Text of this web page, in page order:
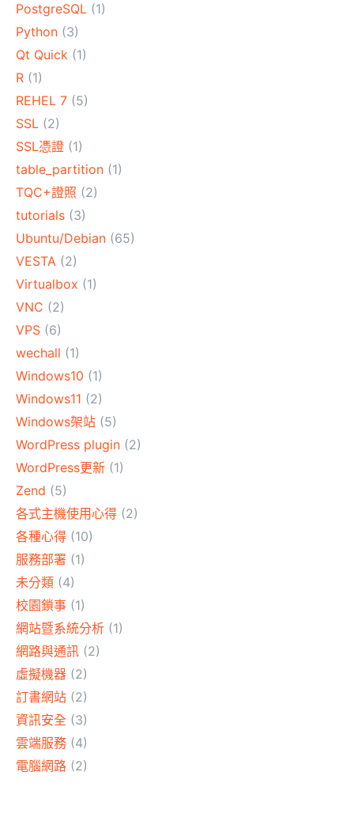
PostgreSQL (1)
Python (3)
Qt Quick (1)
R (1)
REHEL 7 (5)
SSL (2)
SSL憑證 (1)
table_partition (1)
TQC+證照 (2)
tutorials (3)
Ubuntu/Debian (65)
VESTA (2)
Virtualbox (1)
VNC (2)
VPS (6)
wechall (1)
Windows10 (1)
Windows11 (2)
Windows架站 (5)
WordPress plugin (2)
WordPress更新 (1)
Zend (5)
各式主機使用心得 (2)
各種心得 (10)
服務部署 (1)
未分類 (4)
校園鎖事 (1)
網站暨系統分析 (1)
網路與通訊 (2)
虛擬機器 (2)
訂書網站 (2)
資訊安全 (3)
雲端服務 (4)
電腦網路 (2)